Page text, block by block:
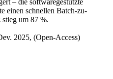
– die softwaregestützte
einen schnellen Batch-zu-
um 87 %.
2025, (Open-Access)